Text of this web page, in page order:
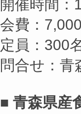
開催時間：
会費：
定員：300
問合せ：
■ 青森県産